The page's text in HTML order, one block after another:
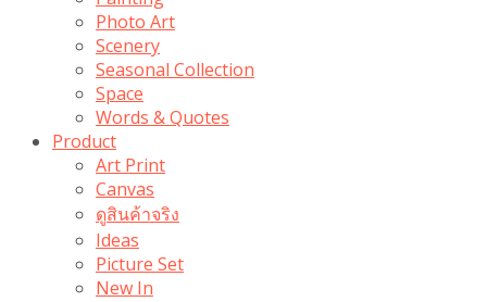
Photo Art
Scenery
Seasonal Collection
Space
Words & Quotes
Product
Art Print
Canvas
ดูสินค้าจริง
Ideas
Picture Set
New In